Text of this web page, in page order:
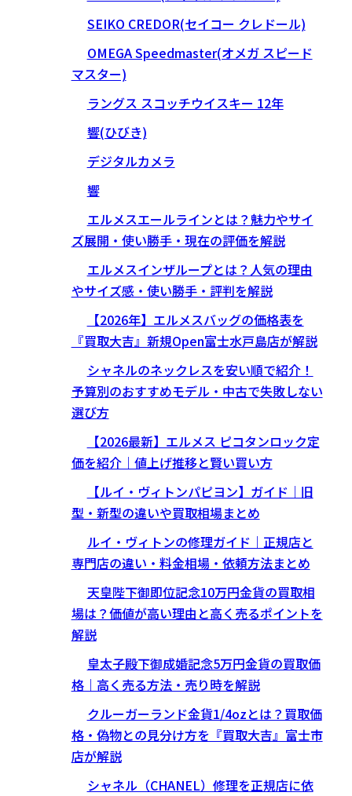
SEIKO CREDOR(セイコー クレドール)
OMEGA Speedmaster(オメガ スピード
マスター)
ラングス スコッチウイスキー 12年
響(ひびき)
デジタルカメラ
響
エルメスエールラインとは？魅力やサイ
ズ展開・使い勝手・現在の評価を解説
エルメスインザループとは？人気の理由
やサイズ感・使い勝手・評判を解説
【2026年】エルメスバッグの価格表を
『買取大吉』新規Open富士水戸島店が解説
シャネルのネックレスを安い順で紹介！
予算別のおすすめモデル・中古で失敗しない
選び方
【2026最新】エルメス ピコタンロック定
価を紹介｜値上げ推移と賢い買い方
【ルイ・ヴィトンパピヨン】ガイド｜旧
型・新型の違いや買取相場まとめ
ルイ・ヴィトンの修理ガイド｜正規店と
専門店の違い・料金相場・依頼方法まとめ
天皇陛下御即位記念10万円金貨の買取相
場は？価値が高い理由と高く売るポイントを
解説
皇太子殿下御成婚記念5万円金貨の買取価
格｜高く売る方法・売り時を解説
クルーガーランド金貨1/4ozとは？買取価
格・偽物との見分け方を『買取大吉』富士市
店が解説
シャネル（CHANEL）修理を正規店に依